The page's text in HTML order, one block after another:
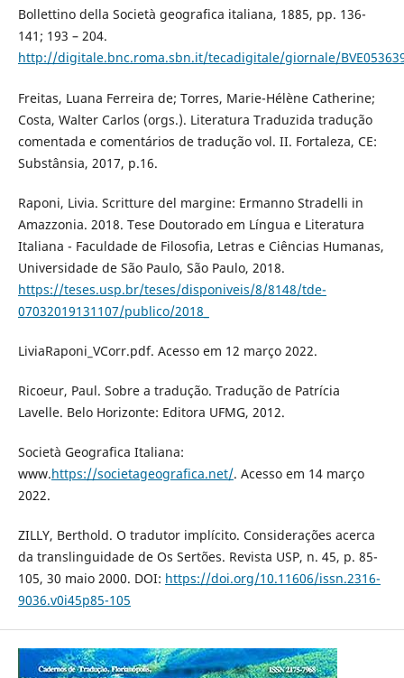
Bollettino della Società geografica italiana, 1885, pp. 136-
141; 193 – 204.
http://digitale.bnc.roma.sbn.it/tecadigitale/giornale/
Freitas, Luana Ferreira de; Torres, Marie-Hélène Catherine;
Costa, Walter Carlos (orgs.). Literatura Traduzida tradução
comentada e comentários de tradução vol. II. Fortaleza, CE:
Substânsia, 2017, p.16.
Raponi, Livia. Scritture del margine: Ermanno Stradelli in
Amazzonia. 2018. Tese Doutorado em Língua e Literatura
Italiana - Faculdade de Filosofia, Letras e Ciências Humanas,
Universidade de São Paulo, São Paulo, 2018.
https://teses.usp.br/teses/disponiveis/8/8148/tde-
07032019131107/publico/2018_
LiviaRaponi_VCorr.pdf. Acesso em 12 março 2022.
Ricoeur, Paul. Sobre a tradução. Tradução de Patrícia
Lavelle. Belo Horizonte: Editora UFMG, 2012.
Società Geografica Italiana:
www.https://societageografica.net/. Acesso em 14 março
2022.
ZILLY, Berthold. O tradutor implícito. Considerações acerca
da translinguidade de Os Sertões. Revista USP, n. 45, p. 85-
105, 30 maio 2000. DOI: https://doi.org/10.11606/issn.2316-
9036.v0i45p85-105